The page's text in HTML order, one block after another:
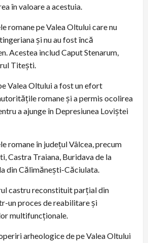
în valoare a acestuia.
romane pe Valea Oltului care nu
și nu au fost încă
Acestea includ Caput Stenarum,
Titești.
Valea Oltului a fost un efort
romane și a permis ocolirea
a ajunge în Depresiunea Loviștei
romane în județul Vâlcea, precum
Castra Traiana, Buridava de la
din Călimănești-Căciulata.
castru reconstituit parțial din
un proces de reabilitare și
multifuncționale.
arheologice de pe Valea Oltului